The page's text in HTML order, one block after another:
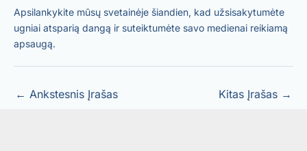
Apsilankykite mūsų svetainėje šiandien, kad užsisakytumėte
ugniai atsparią dangą ir suteiktumėte savo medienai reikiamą
apsaugą.
← Ankstesnis Įrašas Kitas Įrašas →